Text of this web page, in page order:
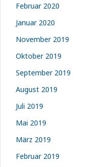
Februar 2020
Januar 2020
November 2019
Oktober 2019
September 2019
August 2019
Juli 2019
Mai 2019
März 2019
Februar 2019